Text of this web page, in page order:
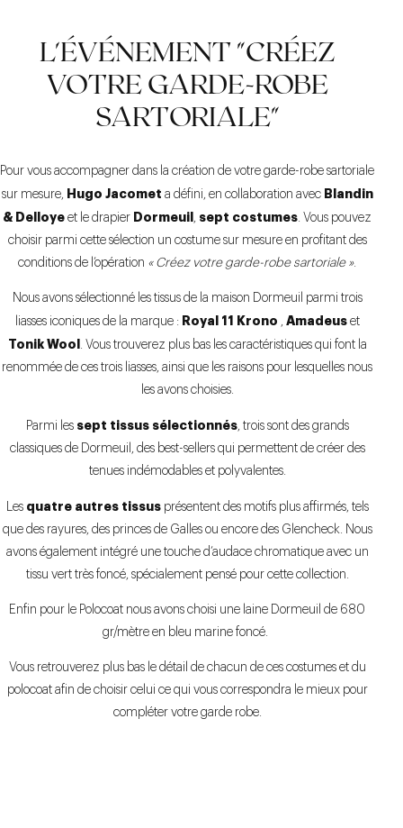
L'ÉVÉNEMENT "CRÉEZ
VOTRE GARDE-ROBE
SARTORIALE"
Pour vous accompagner dans la création de votre garde-robe sartoriale
sur mesure, Hugo Jacomet a défini, en collaboration avec Blandin
& Delloye et le drapier Dormeuil , sept costumes. Vous pouvez
choisir parmi cette sélection un costume sur mesure en profitant des
conditions de l’opération « Créez votre garde-robe sartoriale ».
Nous avons sélectionné les tissus de la maison Dormeuil parmi trois
liasses iconiques de la marque : Royal 11 Krono , Amadeuset
Tonik Wool . Vous trouverez plus bas les caractéristiques qui font la
renommée de ces trois liasses, ainsi que les raisons pour lesquelles nous
les avons choisies.
Parmi les sept tissus sélectionnés, trois sont des grands
classiques de Dormeuil, des best-sellers qui permettent de créer des
tenues indémodables et polyvalentes.
Les quatre autres tissusprésentent des motifs plus affirmés, tels
que des rayures, des princes de Galles ou encore des Glencheck. Nous
avons également intégré une touche d’audace chromatique avec un
tissu vert très foncé, spécialement pensé pour cette collection.
Enfin pour le Polocoat nous avons choisi une laine Dormeuil de 680
gr/mètre en bleu marine foncé.
Vous retrouverez plus bas le détail de chacun de ces costumes et du
polocoat afin de choisir celui ce qui vous correspondra le mieux pour
compléter votre garde robe.